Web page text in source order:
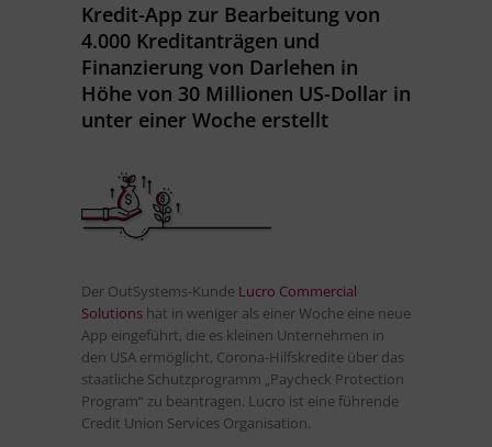
Kredit-App zur Bearbeitung von
4.000 Kreditanträgen und
Finanzierung von Darlehen in
Höhe von 30 Millionen US-Dollar in
unter einer Woche erstellt
Der OutSystems-Kunde Lucro Commercial
Solutions hat in weniger als einer Woche eine neue
App eingeführt, die es kleinen Unternehmen in
den USA ermöglicht, Corona-Hilfskredite über das
staatliche Schutzprogramm „Paycheck Protection
Program“ zu beantragen. Lucro ist eine führende
Credit Union Services Organisation.